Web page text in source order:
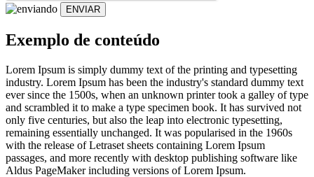
ENVIAR
Exemplo de conteúdo
Lorem Ipsum is simply dummy text of the printing and typesetting
industry. Lorem Ipsum has been the industry's standard dummy text
ever since the 1500s, when an unknown printer took a galley of type
and scrambled it to make a type specimen book. It has survived not
only five centuries, but also the leap into electronic typesetting,
remaining essentially unchanged. It was popularised in the 1960s
with the release of Letraset sheets containing Lorem Ipsum
passages, and more recently with desktop publishing software like
Aldus PageMaker including versions of Lorem Ipsum.